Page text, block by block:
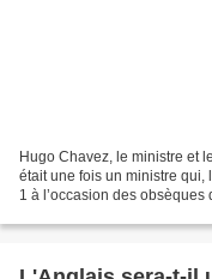
Hugo Chavez, le ministre et
était une fois un ministre qui,
1 à l’occasion des